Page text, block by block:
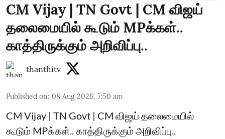
CM Vijay | TN Govt | CM விஜய்
தலைமையில் கூடும் MPக்கள்..
காத்திருக்கும் அறிவிப்பு..
thanthitv
Published on: 08 Aug 2026, 7:50 am
CM Vijay | TN Govt | CM விஜய் தலைமையில்
கூடும் MPக்கள்.. காத்திருக்கும் அறிவிப்பு..